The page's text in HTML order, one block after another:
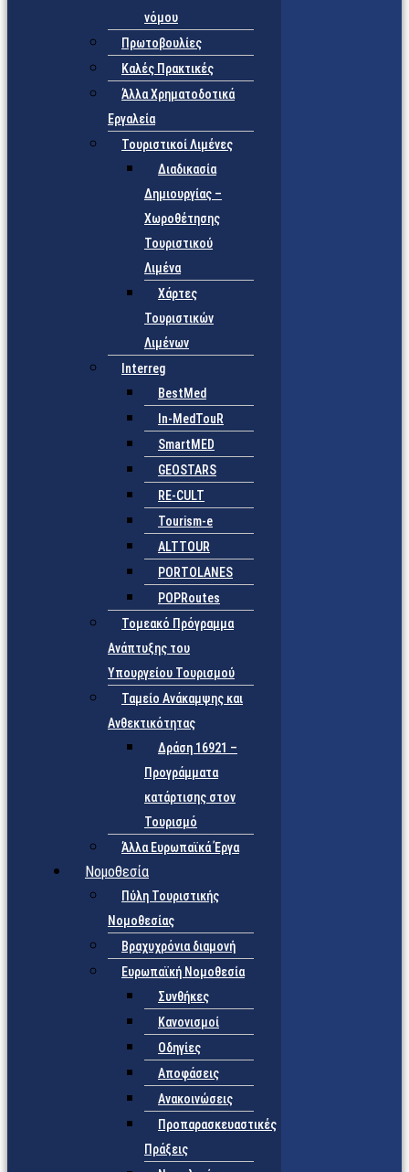
νόμου
Πρωτοβουλίες
Καλές Πρακτικές
Άλλα Χρηματοδοτικά
Εργαλεία
Τουριστικοί Λιμένες
Διαδικασία
Δημιουργίας –
Χωροθέτησης
Τουριστικού
Λιμένα
Χάρτες
Τουριστικών
Λιμένων
Interreg
BestMed
In-MedTouR
SmartMED
GEOSTARS
RE-CULT
Tourism-e
ALTTOUR
PORTOLANES
POPRoutes
Τομεακό Πρόγραμμα
Ανάπτυξης του
Υπουργείου Τουρισμού
Ταμείο Ανάκαμψης και
Ανθεκτικότητας
Δράση 16921 –
Προγράμματα
κατάρτισης στον
Τουρισμό
Άλλα Ευρωπαϊκά Έργα
Νομοθεσία
Πύλη Τουριστικής
Νομοθεσίας
Βραχυχρόνια διαμονή
Ευρωπαϊκή Νομοθεσία
Συνθήκες
Κανονισμοί
Οδηγίες
Αποφάσεις
Ανακοινώσεις
Προπαρασκευαστικές
Πράξεις